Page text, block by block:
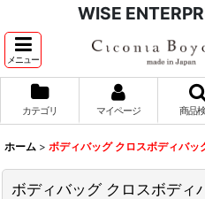
WISE
メニュー
カテゴリ マイページ 商品
ホーム > ボディバッグ クロスボディバッ
ボディバッグ クロスボディ